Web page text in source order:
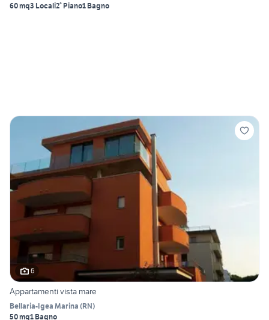
60 mq3 Locali2° Piano1 Bagno
6
Appartamenti vista mare
Bellaria-Igea Marina (RN)
50 mq1 Bagno